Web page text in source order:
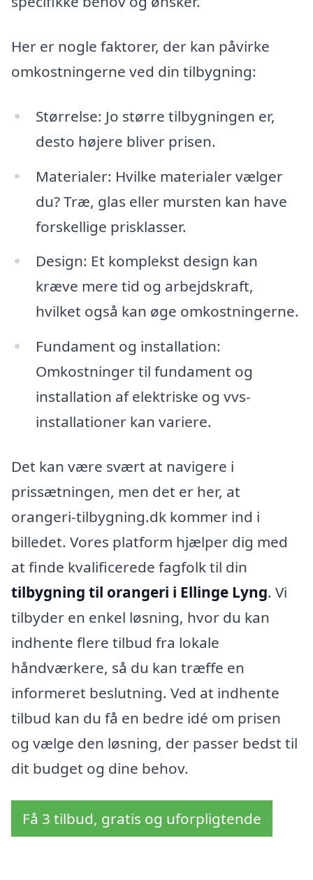
Her er nogle faktorer, der kan påvirke
omkostningerne ved din tilbygning:
Størrelse: Jo større tilbygningen er,
desto højere bliver prisen.
Materialer: Hvilke materialer vælger
du? Træ, glas eller mursten kan have
forskellige prisklasser.
Design: Et komplekst design kan
kræve mere tid og arbejdskraft,
hvilket også kan øge omkostningerne.
Fundament og installation:
Omkostninger til fundament og
installation af elektriske og vvs-
installationer kan variere.
Det kan være svært at navigere i
prissætningen, men det er her, at
orangeri-tilbygning.dk kommer ind i
billedet. Vores platform hjælper dig med
at finde kvalificerede fagfolk til din
tilbygning til orangeri i Ellinge Lyng. Vi
tilbyder en enkel løsning, hvor du kan
indhente flere tilbud fra lokale
håndværkere, så du kan træffe en
informeret beslutning. Ved at indhente
tilbud kan du få en bedre idé om prisen
og vælge den løsning, der passer bedst til
dit budget og dine behov.
Få 3 tilbud, gratis og uforpligtende